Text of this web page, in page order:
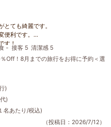
ても綺麗です。
便利です。
す！
てみたいです。
まる前からわくわくしてずっと
ています。
- 接客 5 清潔感 5
Off！8月までの旅行をお得に予約＜選
)
)
名あたり/税込)
（投稿日：2026/7/12）